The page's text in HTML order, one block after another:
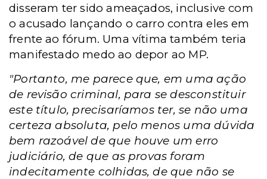
disseram ter sido ameaçados, inclusive com
o acusado lançando o carro contra eles em
frente ao fórum. Uma vítima também teria
manifestado medo ao depor ao MP.
"Portanto, me parece que, em uma ação
de revisão criminal, para se desconstituir
este título, precisaríamos ter, se não uma
certeza absoluta, pelo menos uma dúvida
bem razoável de que houve um erro
judiciário, de que as provas foram
indecitamente colhidas, de que não se